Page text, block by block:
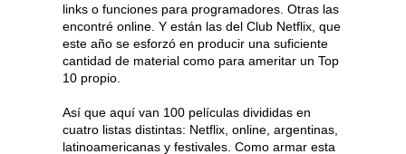
links o funciones para programadores. Otras las
encontré online. Y están las del Club Netflix, que
este año se esforzó en producir una suficiente
cantidad de material como para ameritar un Top
10 propio.
Así que aquí van 100 películas divididas en
cuatro listas distintas: Netflix, online, argentinas,
latinoamericanas y festivales. Como armar esta